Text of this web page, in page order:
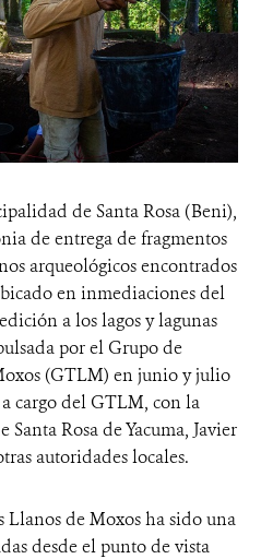
de Santa Rosa (Beni),
de entrega de fragmentos
arqueológicos encontrados
en inmediaciones del
a los lagos y lagunas
por el Grupo de
(GTLM) en junio y julio
cargo del GTLM, con la
Rosa de Yacuma, Javier
autoridades locales.
de Moxos ha sido una
desde el punto de vista